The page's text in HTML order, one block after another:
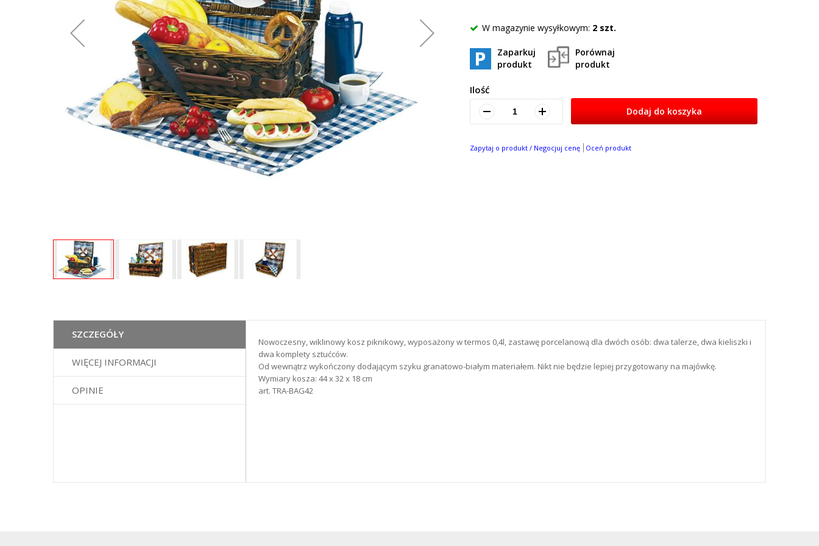
na
początek
W magazynie wysyłkowym: 2 szt.
Zaparkuj
produkt
Porównaj
produkt
Ilość
Dodaj do koszyka
Zapytaj o produkt / Negocjuj cenę Oceń produkt
SZCZEGÓŁY
WIĘCEJ INFORMACJI
OPINIE
Nowoczesny, wiklinowy kosz piknikowy, wyposażony w termos 0,4l, zastawę porcelanową dla dwóch osób: dwa talerze, dwa kieliszki i
dwa komplety sztućców.
Od wewnątrz wykończony dodającym szyku granatowo-białym materiałem. Nikt nie będzie lepiej przygotowany na majówkę.
Wymiary kosza: 44 x 32 x 18 cm
art. TRA-BAG42